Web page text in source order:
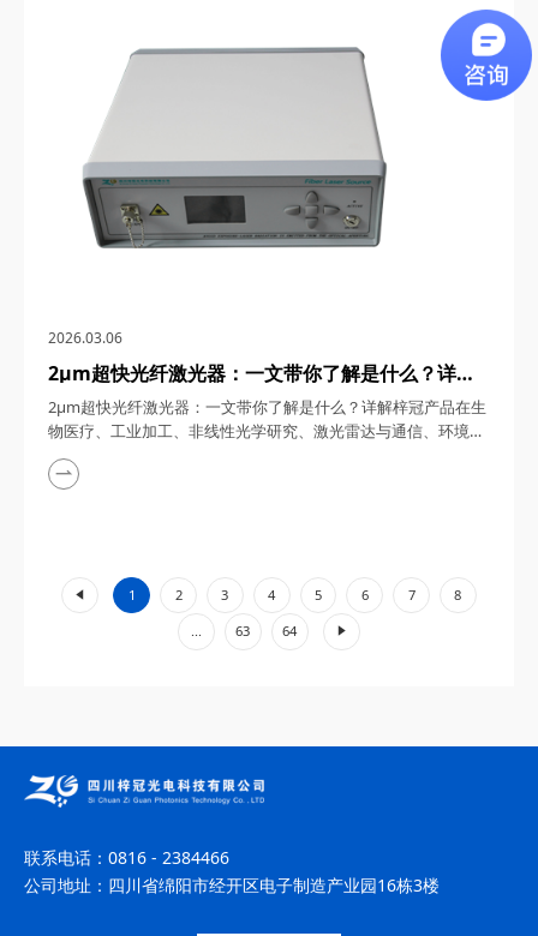
通信、5G/6G通信与雷达系统、光学相干层析成像（OCT）、光
学测量与传感以及太赫兹研究与超快激光等多个领域展现出非凡
的应用潜力。今天，四川梓冠光电...
2026.03.06
2μm超快光纤激光器：一文带你了解是什么？详解
梓冠产品在生物医疗、工业加工、非线性光学研究、
激光雷达与通信、环境监测等领域的实际应用
2μm超快光纤激光器：一文带你了解是什么？详解梓冠产品在生
物医疗、工业加工、非线性光学研究、激光雷达与通信、环境监
测等领域的实际应用 超快光纤激光器凭借其高功率、短脉冲、
宽调谐范围等特性，在激光技术迅猛发展的今天，成为科研与工
1 2 3 4 5 6 7 8
... 63 64
»
联系电话： 0816 - 2384466
公司地址： 四川省绵阳市经开区电子制造产业园16栋3楼